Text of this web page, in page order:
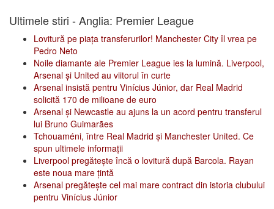
Ultimele stiri - Anglia: Premier League
Lovitură pe piața transferurilor! Manchester City îl vrea pe
Pedro Neto
Noile diamante ale Premier League ies la lumină. Liverpool,
Arsenal și United au viitorul în curte
Arsenal insistă pentru Vinícius Júnior, dar Real Madrid
solicită 170 de milioane de euro
Arsenal și Newcastle au ajuns la un acord pentru transferul
lui Bruno Guimarães
Tchouaméni, între Real Madrid și Manchester United. Ce
spun ultimele informații
Liverpool pregătește încă o lovitură după Barcola. Rayan
este noua mare țintă
Arsenal pregătește cel mai mare contract din istoria clubului
pentru Vinícius Júnior